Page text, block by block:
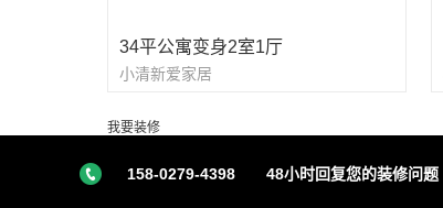
34平公寓变身2室1厅
小清新爱家居
我要装修
158-0279-4398 48小时回复您的装修问题